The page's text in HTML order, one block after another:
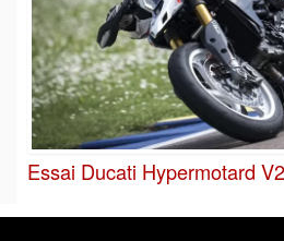
Essai Ducati Hypermotard V2